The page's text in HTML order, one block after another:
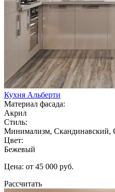
Кухня Альберти
Материал фасада:
Акрил
Стиль:
Минимализм, Скандинавский,
Цвет:
Бежевый
Цена: от 45 000 руб.
Рассчитать